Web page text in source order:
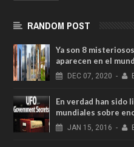
RANDOM POST
Ya son 8
aparecen en el
DEC 07, 2020 -
En verdad han sido
mundiales sobre
JAN 15, 2016 -